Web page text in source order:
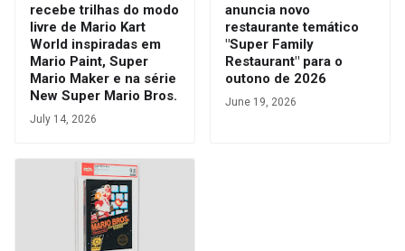
recebe trilhas do modo
livre de Mario Kart
World inspiradas em
Mario Paint, Super
Mario Maker e na série
New Super Mario Bros.
July 14, 2026
anuncia novo
restaurante temático
"Super Family
Restaurant" para o
outono de 2026
June 19, 2026